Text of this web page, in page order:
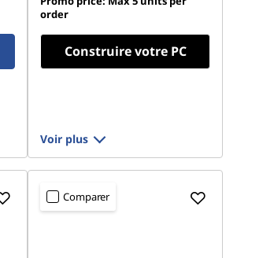
order
Construire votre PC
Voir plus
Comparer